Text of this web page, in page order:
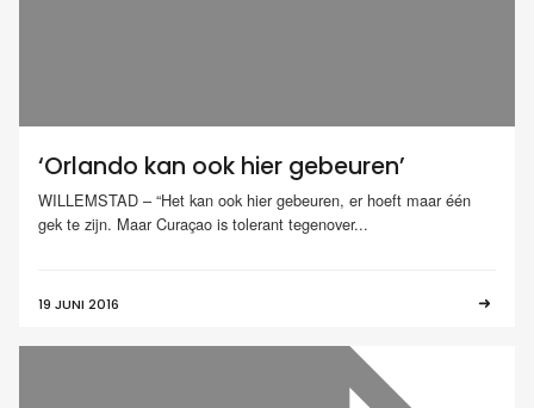
‘Orlando kan ook hier gebeuren’
WILLEMSTAD – “Het kan ook hier gebeuren, er hoeft maar één
gek te zijn. Maar Curaçao is tolerant tegenover...
19 JUNI 2016